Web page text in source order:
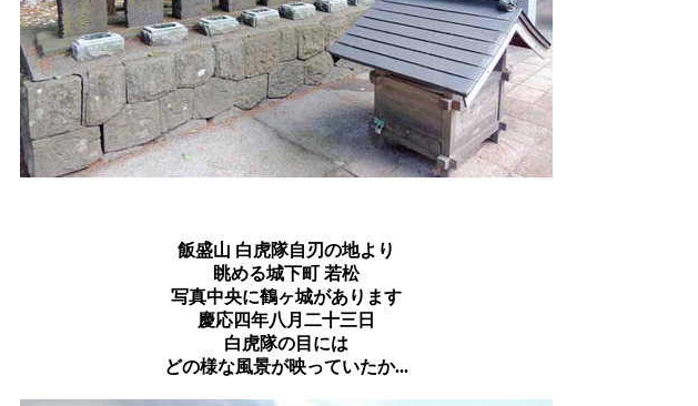
飯盛山 白虎隊自刃の地より
眺める城下町 若松
写真中央に鶴ヶ城があります
慶応四年八月二十三日
白虎隊の目には
どの様な風景が映っていたか...